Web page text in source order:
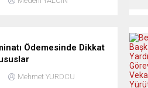
Ödemesinde Dikkat
Mehmet YURDCU